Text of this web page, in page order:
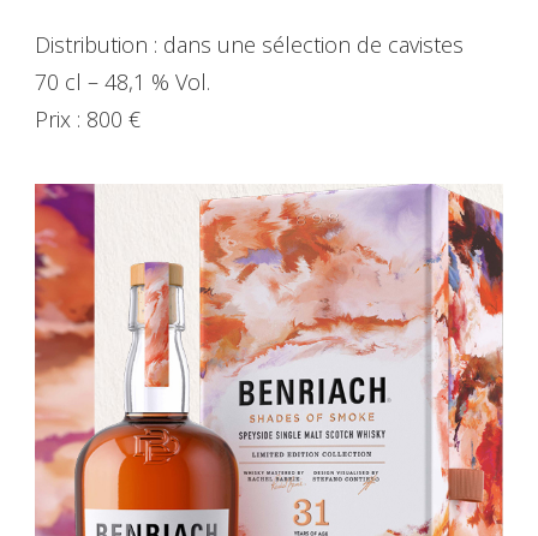
Distribution : dans une sélection de cavistes
70 cl – 48,1 % Vol.
Prix : 800 €